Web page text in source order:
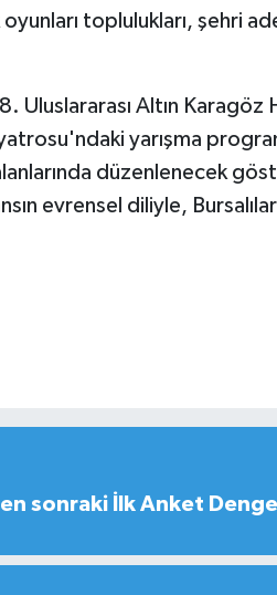
oyunları toplulukları, şehri
Uluslararası Altın Karagöz
yarışma
düzenlenecek
evrensel diliyle,
sonraki İlk Anket